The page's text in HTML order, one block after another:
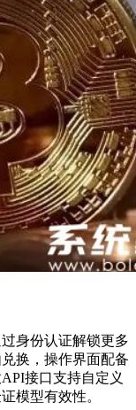
身份认证解锁更多
换，操作界面配备
接口支持自定义
模型有效性。